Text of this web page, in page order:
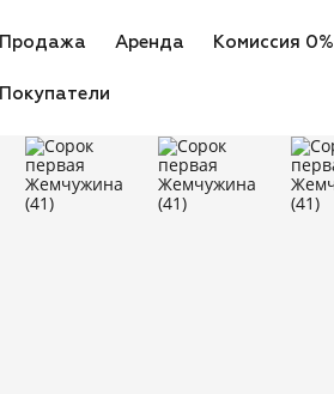
Продажа Аренда Комиссия 0%
Покупатели